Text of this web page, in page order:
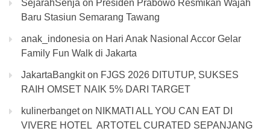
SejarahSenja on Presiden Prabowo Resmikan Wajah
Baru Stasiun Semarang Tawang
anak_indonesia on Hari Anak Nasional Accor Gelar
Family Fun Walk di Jakarta
JakartaBangkiton FJGS 2026 DITUTUP, SUKSES
RAIH OMSET NAIK 5% DARI TARGET
kulinerbangeton NIKMATI ALL YOU CAN EAT DI
VIVERE HOTEL ARTOTEL CURATED SEPANJANG